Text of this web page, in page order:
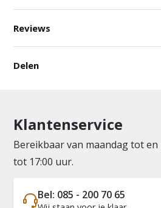
Reviews
Delen
Klantenservice
Bereikbaar van maandag tot en
tot 17:00 uur.
Bel: 085 - 200 70 65